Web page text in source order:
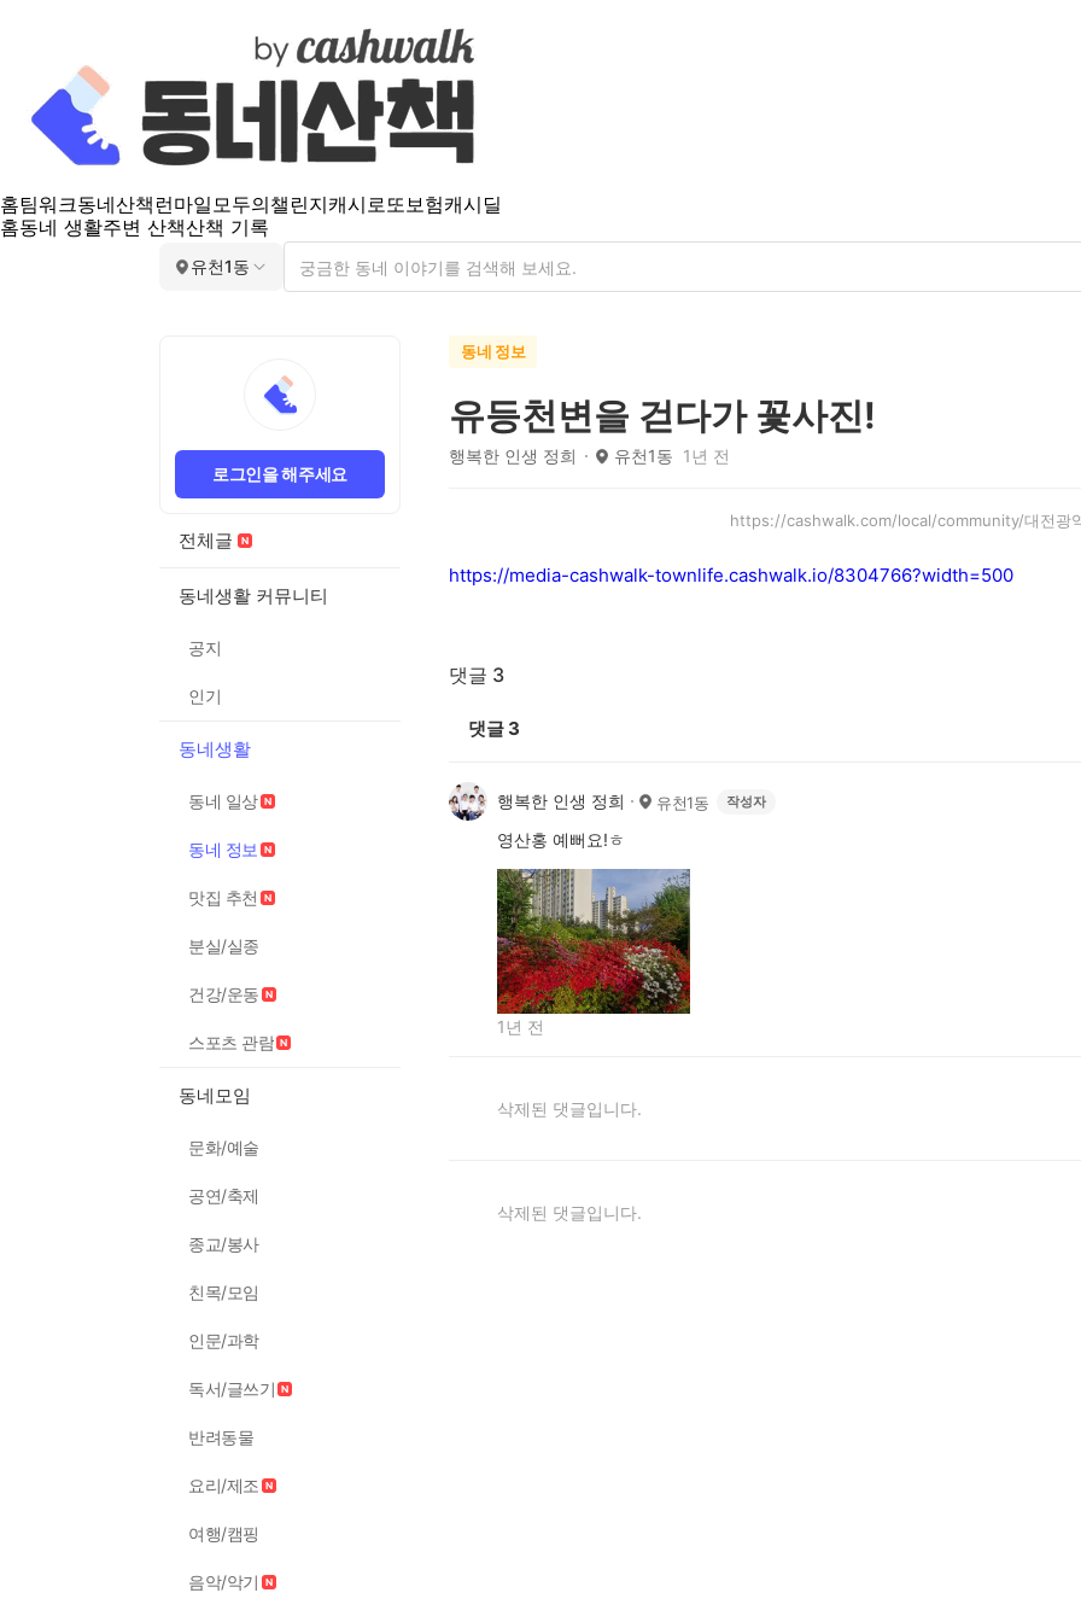
홈팀워크동네산책 런마일모두의챌린지캐시로또보험캐시딜
홈동네 생활주변 산책산책 기록
유천1동
로그인을 해주세요
전체글
동네생활 커뮤니티
공지
인기
동네생활
동네 일상
동네 정보
맛집 추천
분실/실종
건강/운동
스포츠 관람
동네모임
문화/예술
공연/축제
종교/봉사
친목/모임
인문/과학
독서/글쓰기
반려동물
요리/제조
여행/캠핑
음악/악기
동네 정보
유등천변을 걷다가 꽃사진!
행복한 인생 정희 유천1동 1년 전
https://cashwalk.com/local/community/대전광
https://media-cashwalk-townlife.cashwalk.io/8304766?width=500
댓글 3
댓글 3
행복한 인생 정희 유천1동 작성자
영산홍 예뻐요!ㅎ
1년 전
삭제된 댓글입니다.
삭제된 댓글입니다.